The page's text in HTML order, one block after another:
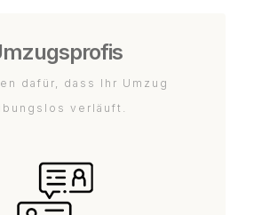
dafür, dass Ihr Umzug
verläuft.